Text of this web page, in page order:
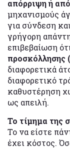
απόρριψη ή
μηχανισμούς
για σύνδεση
γρήγορη
επιβεβαίωση
διαφορετικά
διαφορετικό
καθυστέρηση
ως απειλή.
Το τίμημα της
Το να είστε
έχει κόστος.